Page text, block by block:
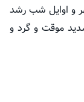
و اوایل شب رشد
موقت و گرد و